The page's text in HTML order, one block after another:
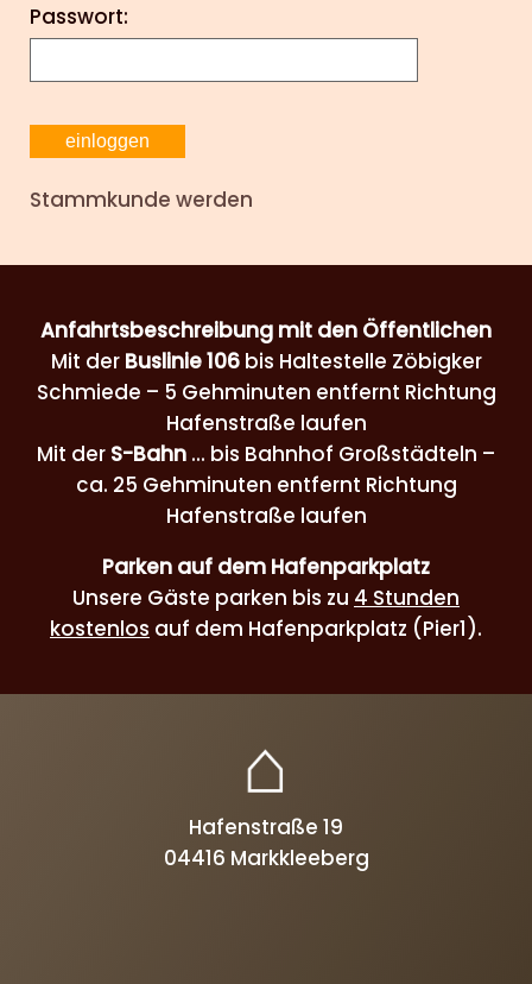
Passwort:
Stammkunde werden
Anfahrtsbeschreibung mit den Öffentlichen
Mit der Buslinie 106bis Haltestelle Zöbigker
Schmiede – 5 Gehminuten entfernt Richtung
Hafenstraße laufen
Mit der S-Bahn ... bis Bahnhof Großstädteln –
ca. 25 Gehminuten entfernt Richtung
Hafenstraße laufen
Parken auf dem Hafenparkplatz
Unsere Gäste parken bis zu 4 Stunden
kostenlos auf dem Hafenparkplatz (Pier1).
Hafenstraße 19
04416 Markkleeberg